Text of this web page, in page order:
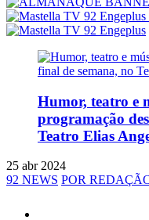
Humor, teatro e
programação
Teatro Elias
25 abr 2024
92 NEWS POR